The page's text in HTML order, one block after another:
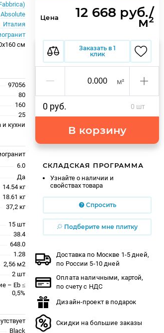
Absolute
Италия
см
97056
80
160
25
кухни
6.0
Да
14.54 кг
18.61 кг
37,2 кг
15 шт
38.4
648.0
1.28
2,56 м2
2 шт
– Eb ≤
0,5%
Black
Цена 12 668 руб./
м²
Заказать в 1
клик
м²
0 руб. 0 шт
В корзину
СКЛАДСКАЯ ПРОГРАММА
Узнайте о наличии и
свойствах товара
Спросить
Подберите мне плитку
Доставка по Москве 1-5 дней,
по России 5-10 дней
Оплата наличными, картой,
по счету с НДС
Дизайн-проект в подарок
Скидки на большие заказы